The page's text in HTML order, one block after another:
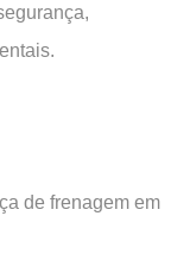
de frenagem em